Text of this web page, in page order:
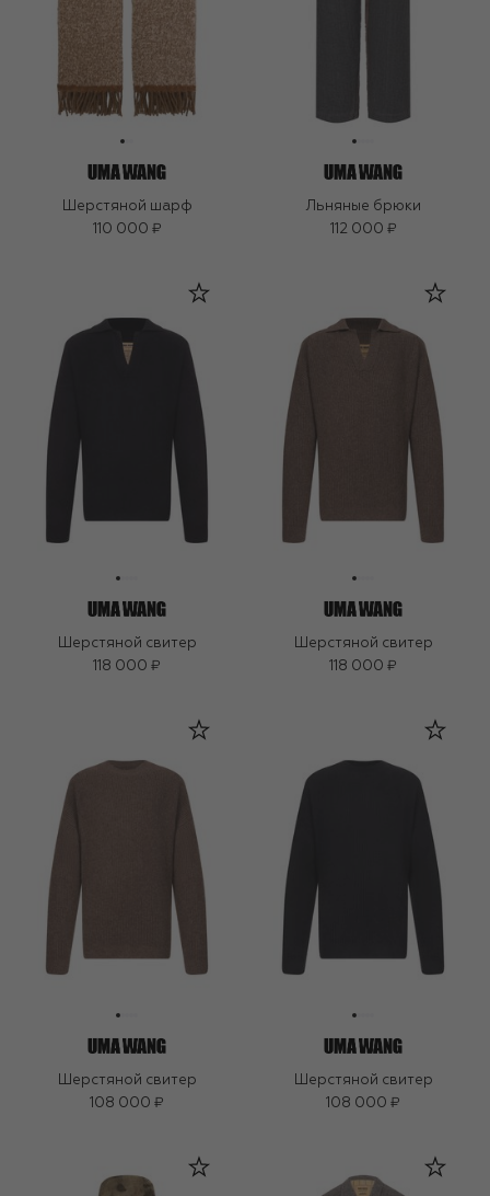
Шерстяной шарф
110 000 ₽
Льняные брюки
112 000 ₽
Шерстяной свитер
118 000 ₽
Шерстяной свитер
118 000 ₽
Шерстяной свитер
108 000 ₽
Шерстяной свитер
108 000 ₽